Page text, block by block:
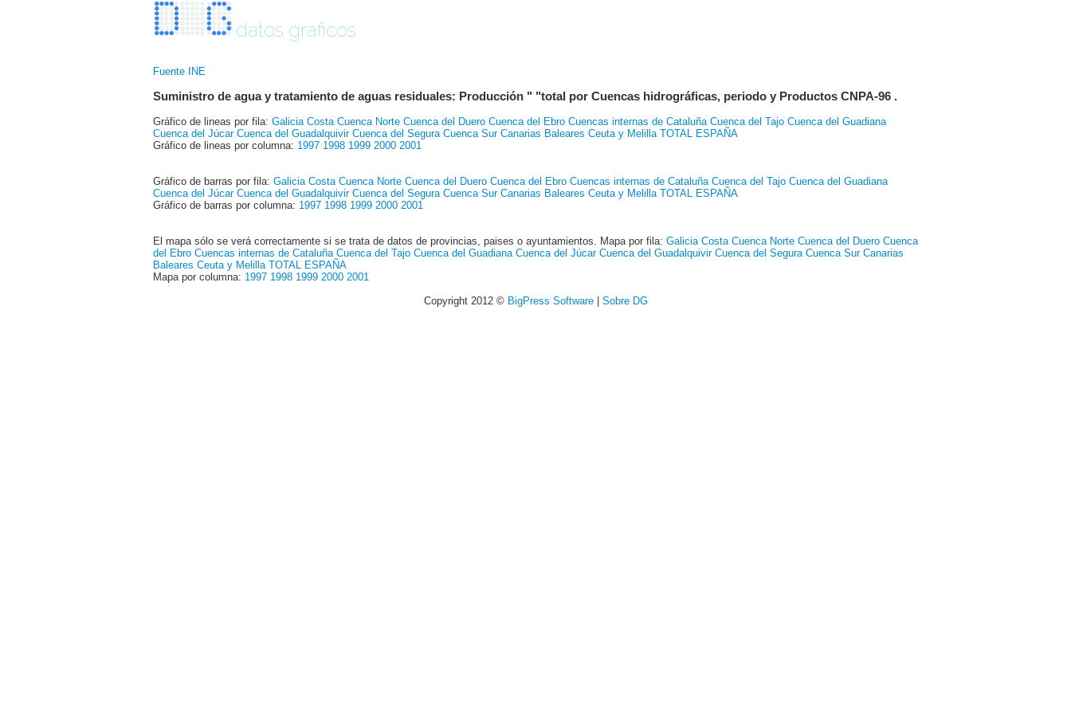
datos graficos
Fuente INE
Suministro de agua y tratamiento de aguas residuales: Producción " "total por Cuencas hidrográficas, periodo y Productos CNPA-96 .
Gráfico de lineas por fila: Galicia Costa Cuenca Norte Cuenca del Duero Cuenca del Ebro Cuencas internas de Cataluña Cuenca del Tajo Cuenca del Guadiana
Cuenca del Júcar Cuenca del Guadalquivir Cuenca del Segura Cuenca Sur Canarias Baleares Ceuta y Melilla TOTAL ESPAÑA
Gráfico de lineas por columna: 1997 1998 1999 2000 2001
Gráfico de barras por fila: Galicia Costa Cuenca Norte Cuenca del Duero Cuenca del Ebro Cuencas internas de Cataluña Cuenca del Tajo Cuenca del Guadiana
Cuenca del Júcar Cuenca del Guadalquivir Cuenca del Segura Cuenca Sur Canarias Baleares Ceuta y Melilla TOTAL ESPAÑA
Gráfico de barras por columna: 1997 1998 1999 2000 2001
El mapa sólo se verá correctamente si se trata de datos de provincias, paises o ayuntamientos. Mapa por fila: Galicia Costa Cuenca Norte Cuenca del Duero Cuenca
del Ebro Cuencas internas de Cataluña Cuenca del Tajo Cuenca del Guadiana Cuenca del Júcar Cuenca del Guadalquivir Cuenca del Segura Cuenca Sur Canarias
Baleares Ceuta y Melilla TOTAL ESPAÑA
Mapa por columna: 1997 1998 1999 2000 2001
Copyright 2012 © BigPress Software| Sobre DG